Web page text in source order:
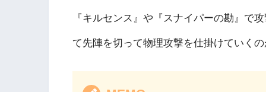
『キルセンス』や『スナイパーの勘』で
て先陣を切って物理攻撃を仕掛けていく